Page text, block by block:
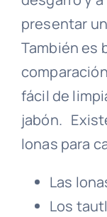
presentar
También es
fácil de
jabón.
lonas para
Las
Los